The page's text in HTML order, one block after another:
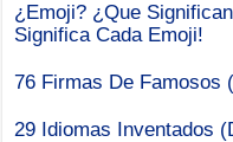
¿Emoji? ¿Que
Significa Cada Emoji!
76 Firmas De Famosos
29 Idiomas Inventados